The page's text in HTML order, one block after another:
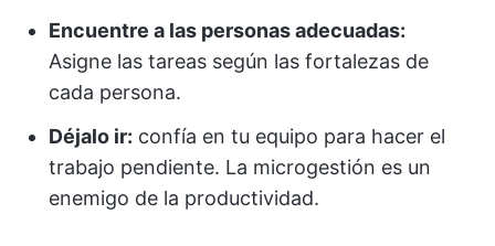
Encuentre a las personas adecuadas:
Asigne las tareas según las fortalezas de
cada persona.
Déjalo ir: confía en tu equipo para hacer el
trabajo pendiente. La microgestión es un
enemigo de la productividad.